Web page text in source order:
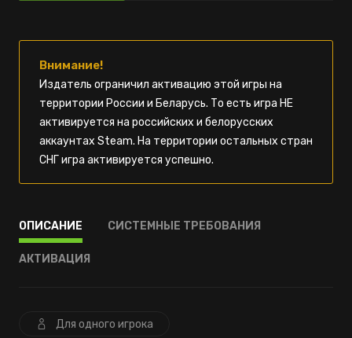
Внимание!
Издатель ограничил активацию этой игры на
территории России и Беларусь. То есть игра НЕ
активируется на российских и белорусских
аккаунтах Steam. На территории остальных стран
СНГ игра активируется успешно.
ОПИСАНИЕ СИСТЕМНЫЕ ТРЕБОВАНИЯ
АКТИВАЦИЯ
Для одного игрока